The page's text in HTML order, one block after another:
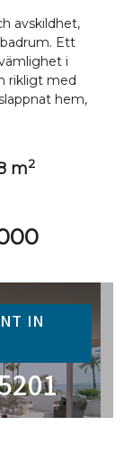
avskildhet,
Ett
i
rikligt med
hem,
m2